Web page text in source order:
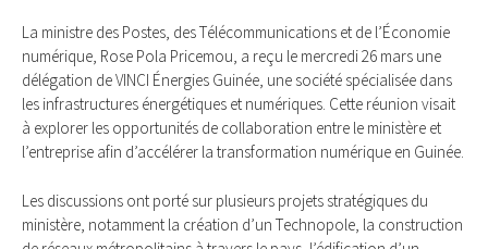
La ministre des Postes, des Télécommunications et de l’Économie
numérique, Rose Pola Pricemou, a reçu le mercredi 26 mars une
délégation de VINCI Énergies Guinée, une société spécialisée dans
les infrastructures énergétiques et numériques. Cette réunion visait
à explorer les opportunités de collaboration entre le ministère et
l’entreprise afin d’accélérer la transformation numérique en Guinée.
Les discussions ont porté sur plusieurs projets stratégiques du
ministère, notamment la création d’un Technopole, la construction